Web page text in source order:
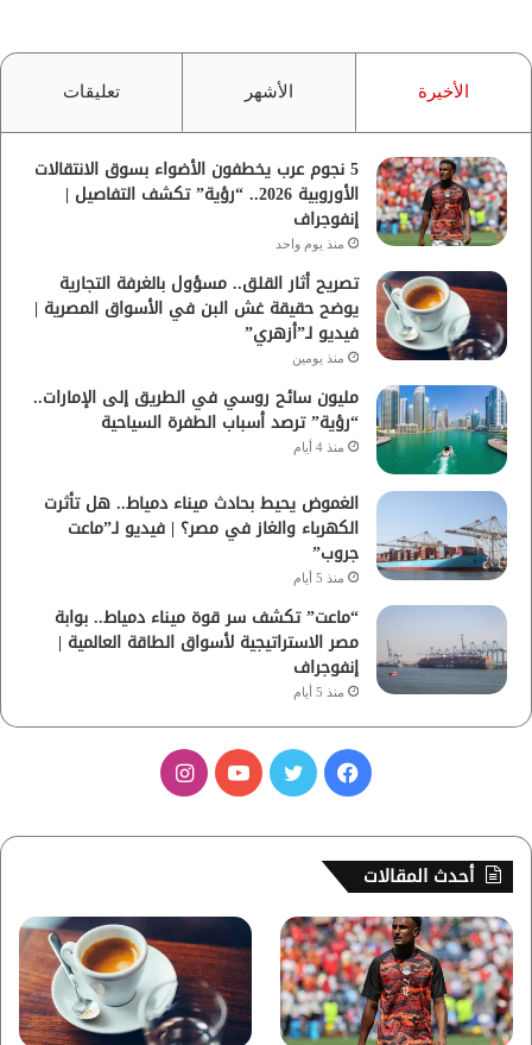
الأخيرة الأشهر تعليقات
5 نجوم عرب يخطفون الأضواء بسوق الانتقالات
الأوروبية 2026.. “رؤية” تكشف التفاصيل |
إنفوجراف
منذ يوم واحد
تصريح أثار القلق.. مسؤول بالغرفة التجارية
يوضح حقيقة غش البن في الأسواق المصرية |
فيديو لـ”أزهري”
منذ يومين
مليون سائح روسي في الطريق إلى الإمارات..
“رؤية” ترصد أسباب الطفرة السياحية
منذ 4 أيام
الغموض يحيط بحادث ميناء دمياط.. هل تأثرت
الكهرباء والغاز في مصر؟ | فيديو لـ”ماعت
جروب”
منذ 5 أيام
“ماعت” تكشف سر قوة ميناء دمياط.. بوابة
مصر الاستراتيجية لأسواق الطاقة العالمية |
إنفوجراف
منذ 5 أيام
س
ب
و
ك
ر
ي
و
ب
ت
ق
ر
أحدث المقالات